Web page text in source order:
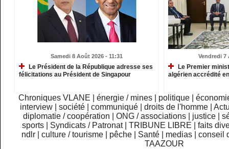
Samedi 8 Août 2026 - 11:31
Le Président de la République adresse ses
félicitations au Président de Singapour
Vendredi 7
Le Premier
algérien accrédité
Chroniques VLANE énergie / mines politique
interview
|société |communiqué |droits de l'homme |
diplomatie / coopération
ONG / associations justice
sports
Syndicats / Patronat TRIBUNE LIBRE
faits
ndlr
|culture / tourisme pêche Santé medias |conseil
TAAZOUR